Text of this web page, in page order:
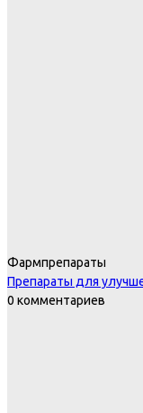
Фармпрепараты
Препараты для
0 комментариев